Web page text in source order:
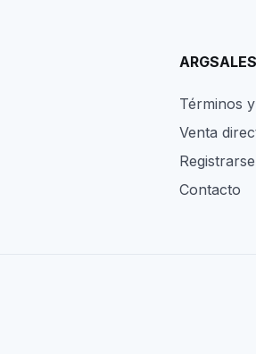
ARGSALES
Términos
Venta
Registrarse
Contacto